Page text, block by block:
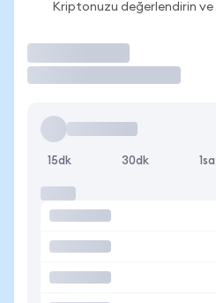
Kriptonuzu değerlendirin
15dk 30dk 1sa